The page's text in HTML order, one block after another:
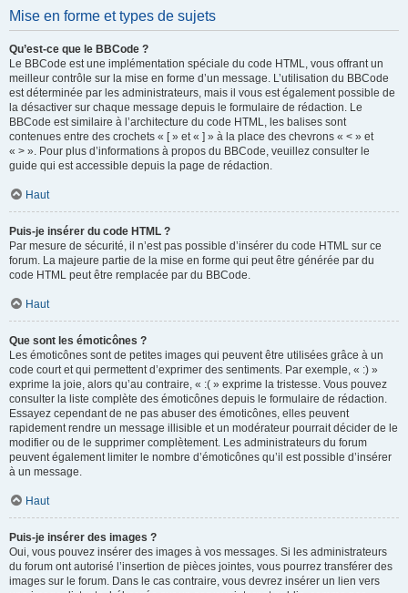
Mise en forme et types de sujets
Qu’est-ce que le BBCode ?
Le BBCode est une implémentation spéciale du code HTML, vous offrant un
meilleur contrôle sur la mise en forme d’un message. L’utilisation du BBCode
est déterminée par les administrateurs, mais il vous est également possible de
la désactiver sur chaque message depuis le formulaire de rédaction. Le
BBCode est similaire à l’architecture du code HTML, les balises sont
contenues entre des crochets « [ » et « ] » à la place des chevrons « < » et
« > ». Pour plus d’informations à propos du BBCode, veuillez consulter le
guide qui est accessible depuis la page de rédaction.
Haut
Puis-je insérer du code HTML ?
Par mesure de sécurité, il n’est pas possible d’insérer du code HTML sur ce
forum. La majeure partie de la mise en forme qui peut être générée par du
code HTML peut être remplacée par du BBCode.
Haut
Que sont les émoticônes ?
Les émoticônes sont de petites images qui peuvent être utilisées grâce à un
code court et qui permettent d’exprimer des sentiments. Par exemple, « :) »
exprime la joie, alors qu’au contraire, « :( » exprime la tristesse. Vous pouvez
consulter la liste complète des émoticônes depuis le formulaire de rédaction.
Essayez cependant de ne pas abuser des émoticônes, elles peuvent
rapidement rendre un message illisible et un modérateur pourrait décider de le
modifier ou de le supprimer complètement. Les administrateurs du forum
peuvent également limiter le nombre d’émoticônes qu’il est possible d’insérer
à un message.
Haut
Puis-je insérer des images ?
Oui, vous pouvez insérer des images à vos messages. Si les administrateurs
du forum ont autorisé l’insertion de pièces jointes, vous pourrez transférer des
images sur le forum. Dans le cas contraire, vous devrez insérer un lien vers